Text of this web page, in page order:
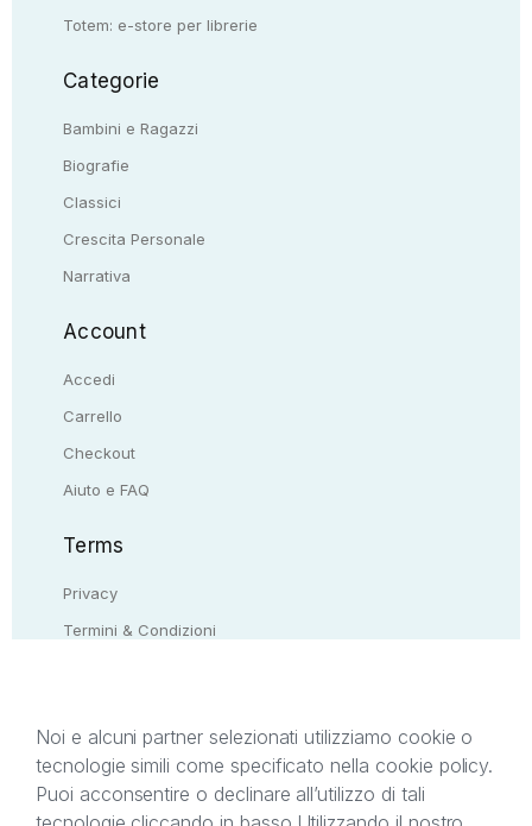
Totem: e-store per librerie
Categorie
Bambini e Ragazzi
Biografie
Classici
Crescita Personale
Narrativa
Account
Accedi
Carrello
Checkout
Aiuto e FAQ
Terms
Privacy
Termini & Condizioni
Il presente sito web è di proprietà di StreetLib S.r.l.
C.F. e P.IVA 05338720963. StreetLib S.r.l. è
Noi e alcuni partner selezionati utilizziamo cookie o
tecnologie simili come specificato nella cookie policy.
Puoi acconsentire o declinare all’utilizzo di tali